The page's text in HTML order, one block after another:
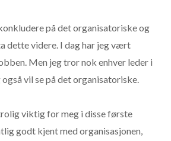
på det organisatoriske og
dette videre. I dag har jeg vært
Men jeg tror nok enhver leder i
også vil se på det organisatoriske.
viktig for meg i disse første
godt kjent med organisasjonen,